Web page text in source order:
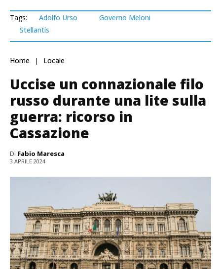
Tags: Adolfo Urso
Governo Meloni
Stellantis
Home Locale
Uccise un connazionale filo
russo durante una lite sulla
guerra: ricorso in
Cassazione
Di Fabio Maresca
3 APRILE 2024